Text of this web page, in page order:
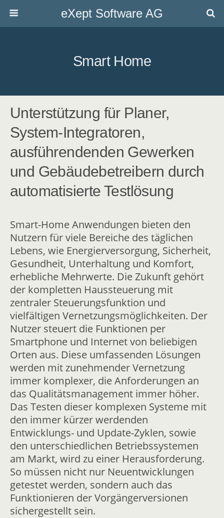
eXept Software AG
Smart Home
Unterstützung für Planer,
System-Integratoren,
ausführendenden Gewerken
und Gebäudebetreibern durch
automatisierte Testlösung
Smart-Home Anwendungen bieten den
Nutzern für viele Bereiche des täglichen
Lebens, wie Energierversorgung, Sicherheit,
Gesundheit, Unterhaltung und Komfort,
erhebliche Mehrwerte. Die Zukunft gehört
der kompletten Haussteuerung mit
zentraler Steuerungsfunktion und
vielfältigen Vernetzungsmöglichkeiten. Der
Nutzer steuert die Funktionen per
Smartphone und Internet von beliebigen
Orten aus. Diese umfassenden Lösungen
werden mit zunehmender Vernetzung
immer komplexer, die Anforderungen an
das Qualitätsmanagement immer höher.
Das Testen dieser komplexen Systeme mit
den immer kürzer werdenden
Entwicklungs- und Update-Zyklen, sowie
den unterschiedlichen Betriebssystemen
am Markt, wird zu einer Herausforderung.
So müssen nicht nur Neuentwicklungen
getestet werden, sondern auch das
Funktionieren der Vorgängerversionen
sichergestellt sein.